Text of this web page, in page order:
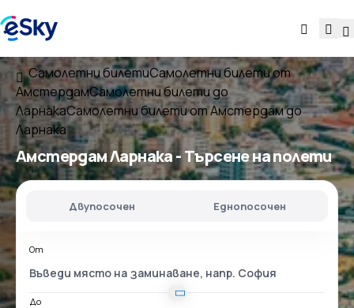
Самолетни билетиСамолетни билети от
АмстердамСамолетни билети до
ЛарнакаСамолетни билети от Амстердам до
Ларнака
Амстердам Ларнака- Търсене на полети
Двупосочен Еднопосочен
От
До